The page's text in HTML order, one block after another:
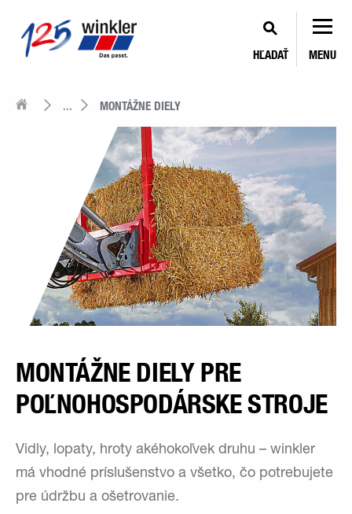
HĽADAŤ MENU
... MONTÁŽNE DIELY
MONTÁŽNE DIELY PRE
POĽNOHOSPODÁRSKE STROJE
Vidly, lopaty, hroty akéhokoľvek druhu – winkler
má vhodné príslušenstvo a všetko, čo potrebujete
pre údržbu a ošetrovanie.